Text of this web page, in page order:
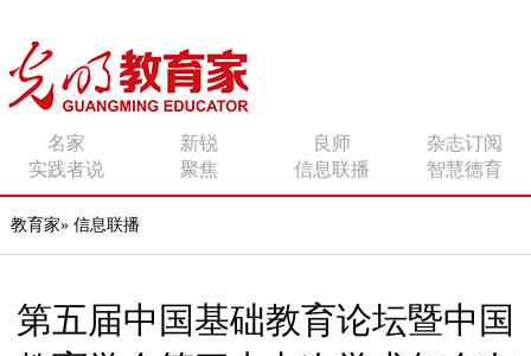
名家 新锐 良师
杂志订阅
实践者说
聚焦 信息联播 智慧德育
教育家» 信息联播
第五届中国基础教育论坛暨中国